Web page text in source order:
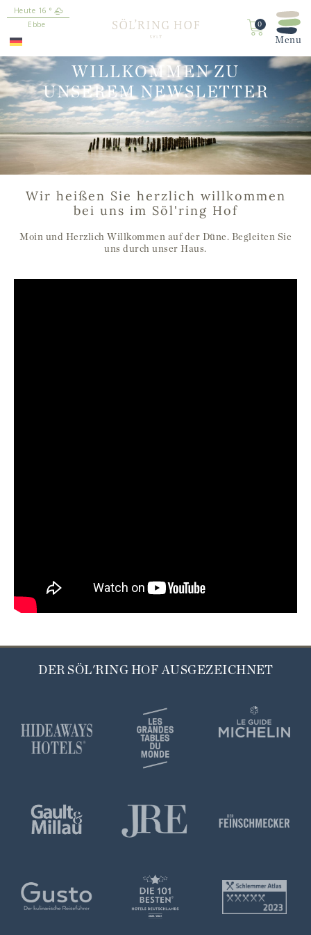
springen16 °
Ebbe
0
WILLKOMMEN ZU
UNSEREM NEWSLETTER
Wir heißen Sie herzlich willkommen
bei uns im Söl'ring Hof
Moin und Herzlich Willkommen auf der Düne. Begleiten Sie
uns durch unser Haus.
DER SÖL'RING HOF AUSGEZEICHNET